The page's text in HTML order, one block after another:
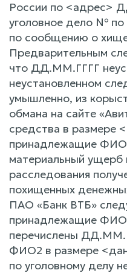
России по <адрес>
уголовное дело № по
по сообщению о
Предварительным
что ДД.ММ.ГГГГ
неустановленном
умышленно, из
обмана на сайте
средства в размере
принадлежащие
материальный ущерб
расследования
похищенных
ПАО «Банк ВТБ»
принадлежащие
перечислены
ФИО2 в размере
по уголовному делу